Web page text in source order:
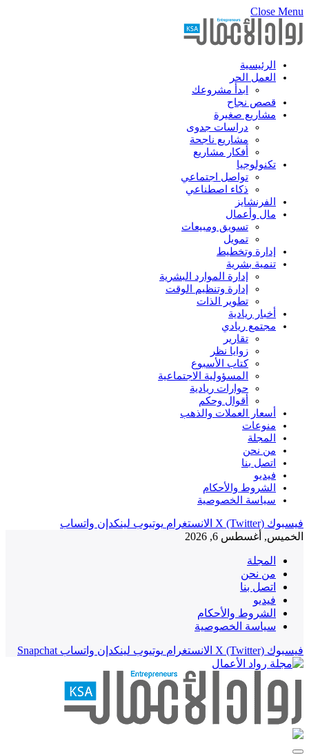
Close Menu
الرئيسية
العمل الحر
ابدأ مشروعك
قصص نجاح
مشاريع صغيرة
دراسات جدوى
مشاريع ناجحة
أفكار مشاريع
تكنولوجيا
تواصل اجتماعي
ذكاء اصطناعي
الفرنشايز
مال وأعمال
تسويق ومبيعات
تمويل
إدارة وتخطيط
تنمية بشرية
إدارة الموارد البشرية
إدارة وتنظيم الوقت
تطوير الذات
أخبار ريادية
مجتمع ريادي
تقارير
زوايا نظر
كتاب الأسبوع
المسؤولية الاجتماعية
حوارات ريادية
أقوال وحكم
أسعار العملات والذهب
منوعات
المجلة
من نحن
اتصل بنا
فيديو
الشروط والأحكام
سياسة الخصوصية
فيسبوك X (Twitter) الانستغرام يوتيوب لينكدإن واتساب
الخميس, أغسطس 6, 2026
المجلة
من نحن
اتصل بنا
فيديو
الشروط والأحكام
سياسة الخصوصية
فيسبوك X (Twitter) الانستغرام يوتيوب لينكدإن واتساب Snapchat